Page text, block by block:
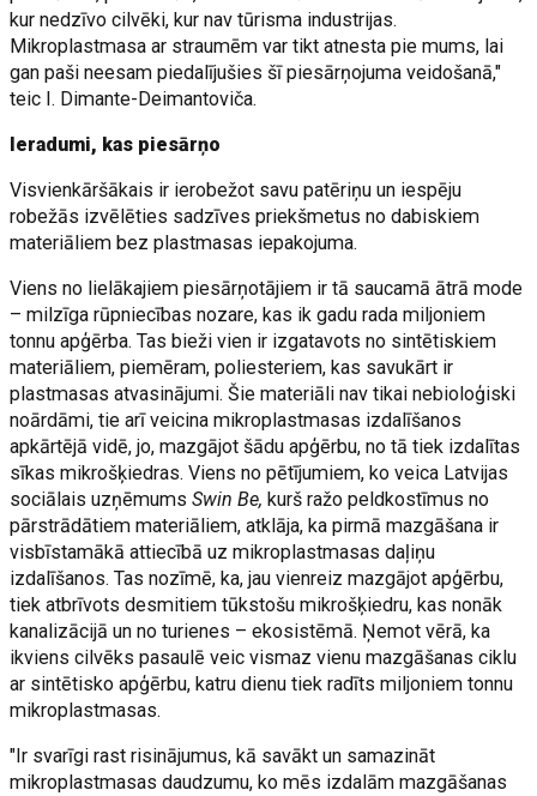
kur nedzīvo cilvēki, kur nav tūrisma industrijas.
Mikroplastmasa ar straumēm var tikt atnesta pie mums, lai
gan paši neesam piedalījušies šī piesārņojuma veidošanā,"
teic I. Dimante-Deimantoviča.
Ieradumi, kas piesārņo
Visvienkāršākais ir ierobežot savu patēriņu un iespēju
robežās izvēlēties sadzīves priekšmetus no dabiskiem
materiāliem bez plastmasas iepakojuma.
Viens no lielākajiem piesārņotājiem ir tā saucamā ātrā mode
– milzīga rūpniecības nozare, kas ik gadu rada miljoniem
tonnu apģērba. Tas bieži vien ir izgatavots no sintētiskiem
materiāliem, piemēram, poliesteriem, kas savukārt ir
plastmasas atvasinājumi. Šie materiāli nav tikai nebioloģiski
noārdāmi, tie arī veicina mikroplastmasas izdalīšanos
apkārtējā vidē, jo, mazgājot šādu apģērbu, no tā tiek izdalītas
sīkas mikrošķiedras. Viens no pētījumiem, ko veica Latvijas
sociālais uzņēmumsSwin Be, kurš ražo peldkostīmus no
pārstrādātiem materiāliem, atklāja, ka pirmā mazgāšana ir
visbīstamākā attiecībā uz mikroplastmasas daļiņu
izdalīšanos. Tas nozīmē, ka, jau vienreiz mazgājot apģērbu,
tiek atbrīvots desmitiem tūkstošu mikrošķiedru, kas nonāk
kanalizācijā un no turienes – ekosistēmā. Ņemot vērā, ka
ikviens cilvēks pasaulē veic vismaz vienu mazgāšanas ciklu
ar sintētisko apģērbu, katru dienu tiek radīts miljoniem tonnu
mikroplastmasas.
"Ir svarīgi rast risinājumus, kā savākt un samazināt
mikroplastmasas daudzumu, ko mēs izdalām mazgāšanas